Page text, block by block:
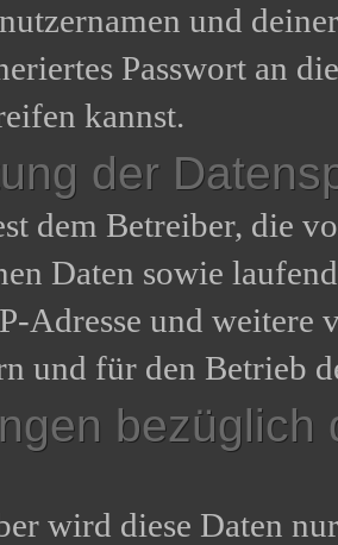
und
Passwort an
kannst.
der
dem Betreiber, die
Daten sowie
Adresse und weitere
und für den Betrieb
bezüglich
wird diese Daten